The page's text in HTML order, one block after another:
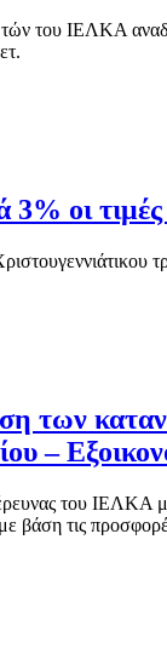
του ΙΕΛΚΑ
οι
των
–
του
βάση τις